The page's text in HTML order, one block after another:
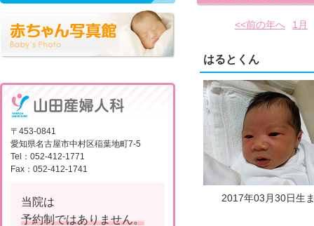
<<前の年へ 1月
はるとくん
2017年03月30日生
〒453-0841
愛知県名古屋市中村区稲葉地町7-5
Tel：052-412-1771
Fax：052-412-1741
当院は
予約制ではありません。